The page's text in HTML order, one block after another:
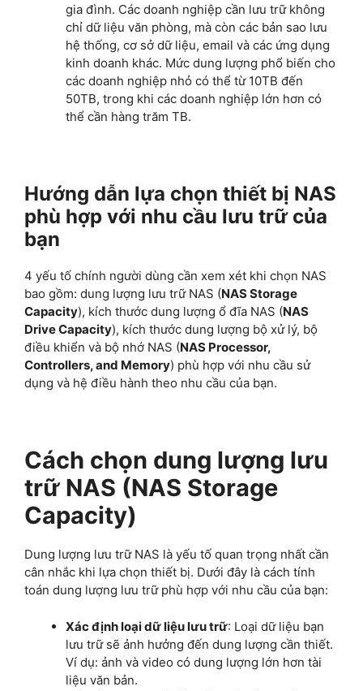
gia đình. Các doanh nghiệp cần lưu trữ không
chỉ dữ liệu văn phòng, mà còn các bản sao lưu
hệ thống, cơ sở dữ liệu, email và các ứng dụng
kinh doanh khác. Mức dung lượng phổ biến cho
các doanh nghiệp nhỏ có thể từ 10TB đến
50TB, trong khi các doanh nghiệp lớn hơn có
thể cần hàng trăm TB.
Hướng dẫn lựa chọn thiết bị NAS
phù hợp với nhu cầu lưu trữ của
bạn
4 yếu tố chính người dùng cần xem xét khi chọn NAS
bao gồm: dung lượng lưu trữ NAS (NAS Storage
Capacity), kích thước dung lượng ổ đĩa NAS (NAS
Drive Capacity), kích thước dung lượng bộ xử lý, bộ
điều khiển và bộ nhớ NAS (NAS Processor,
Controllers, and Memory) phù hợp với nhu cầu sử
dụng và hệ điều hành theo nhu cầu của bạn.
Cách chọn dung lượng lưu
trữ NAS (NAS Storage
Capacity)
Dung lượng lưu trữ NAS là yếu tố quan trọng nhất cần
cân nhắc khi lựa chọn thiết bị. Dưới đây là cách tính
toán dung lượng lưu trữ phù hợp với nhu cầu của bạn:
Xác định loại dữ liệu lưu trữ: Loại dữ liệu bạn
lưu trữ sẽ ảnh hưởng đến dung lượng cần thiết.
Ví dụ: ảnh và video có dung lượng lớn hơn tài
liệu văn bản.